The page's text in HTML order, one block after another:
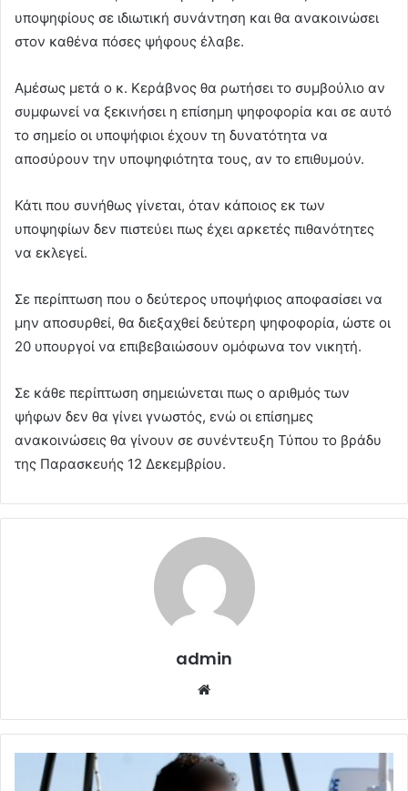
υποψηφίους σε ιδιωτική συνάντηση και θα ανακοινώσει
στον καθένα πόσες ψήφους έλαβε.
Αμέσως μετά ο κ. Κεράβνος θα ρωτήσει το συμβούλιο αν
συμφωνεί να ξεκινήσει η επίσημη ψηφοφορία και σε αυτό
το σημείο οι υποψήφιοι έχουν τη δυνατότητα να
αποσύρουν την υποψηφιότητα τους, αν το επιθυμούν.
Κάτι που συνήθως γίνεται, όταν κάποιος εκ των
υποψηφίων δεν πιστεύει πως έχει αρκετές πιθανότητες
να εκλεγεί.
Σε περίπτωση που ο δεύτερος υποψήφιος αποφασίσει να
μην αποσυρθεί, θα διεξαχθεί δεύτερη ψηφοφορία, ώστε οι
20 υπουργοί να επιβεβαιώσουν ομόφωνα τον νικητή.
Σε κάθε περίπτωση σημειώνεται πως ο αριθμός των
ψήφων δεν θα γίνει γνωστός, ενώ οι επίσημες
ανακοινώσεις θα γίνουν σε συνέντευξη Τύπου το βράδυ
της Παρασκευής 12 Δεκεμβρίου.
admin